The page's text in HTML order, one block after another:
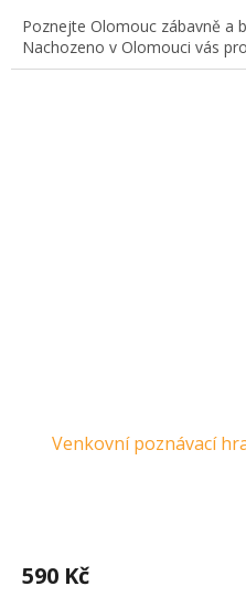
Poznejte Olomouc zábavně a
Nachozeno v Olomouci vás
Venkovní poznávací
590 Kč